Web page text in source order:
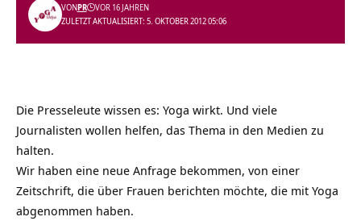
ZULETZT AKTUALISIERT: 5. OKTOBER 2012 05:06
VONPR VOR 16 JAHREN
Die Presseleute wissen es: Yoga wirkt. Und viele
Journalisten wollen helfen, das Thema in den Medien zu
halten.
Wir haben eine neue Anfrage bekommen, von einer
Zeitschrift, die über Frauen berichten möchte, die mit Yoga
abgenommen haben.